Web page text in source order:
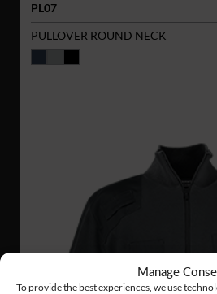
Manage
To provide the best experiences, we use
PL07
PULLOVER ROUND NECK